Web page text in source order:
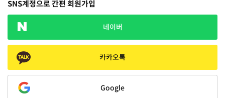
SNS계정으로 간편 회원가입
네이버
카카오톡
Google